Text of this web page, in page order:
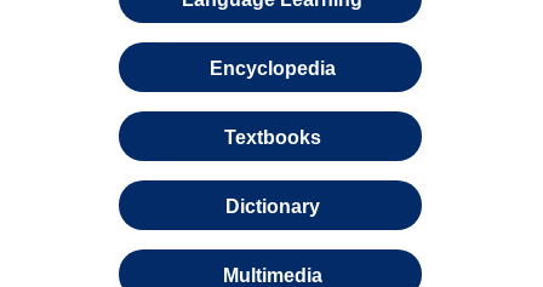
Encyclopedia
Textbooks
Dictionary
Multimedia